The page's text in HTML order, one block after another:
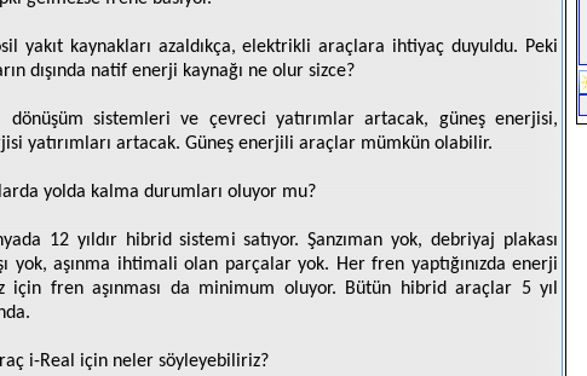
yakıt kaynakları azaldıkça, elektrikli araçlara ihtiyaç duyuldu. Peki
dışında natif enerji kaynağı ne olur sizce?
dönüşüm sistemleri ve çevreci yatırımlar artacak, güneş enerjisi,
yatırımları artacak. Güneş enerjili araçlar mümkün olabilir.
yolda kalma durumları oluyor mu?
12 yıldır hibrid sistemi satıyor. Şanzıman yok, debriyaj plakası
yok, aşınma ihtimali olan parçalar yok. Her fren yaptığınızda enerji
için fren aşınması da minimum oluyor. Bütün hibrid araçlar 5 yıl
i-Real için neler söyleyebiliriz?